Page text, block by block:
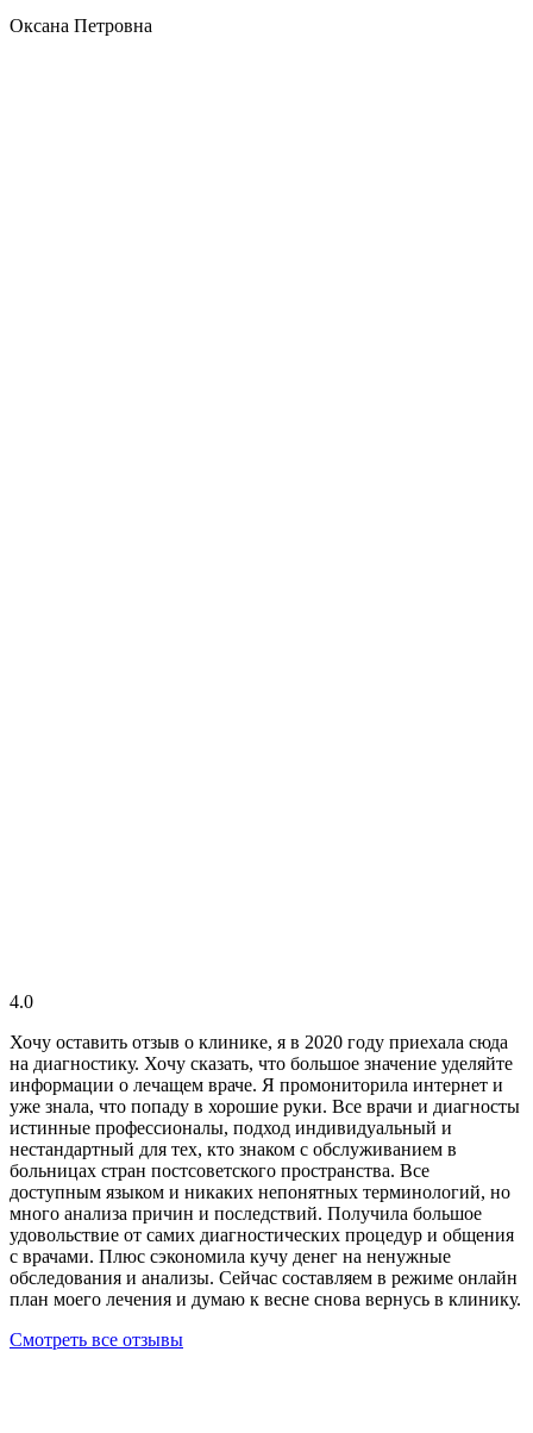
Оксана Петровна
4.0
Хочу оставить отзыв о клинике, я в 2020 году приехала сюда
на диагностику. Хочу сказать, что большое значение уделяйте
информации о лечащем враче. Я промониторила интернет и
уже знала, что попаду в хорошие руки. Все врачи и диагносты
истинные профессионалы, подход индивидуальный и
нестандартный для тех, кто знаком с обслуживанием в
больницах стран постсоветского пространства. Все
доступным языком и никаких непонятных терминологий, но
много анализа причин и последствий. Получила большое
удовольствие от самих диагностических процедур и общения
с врачами. Плюс сэкономила кучу денег на ненужные
обследования и анализы. Сейчас составляем в режиме онлайн
план моего лечения и думаю к весне снова вернусь в клинику.
Смотреть все отзывы